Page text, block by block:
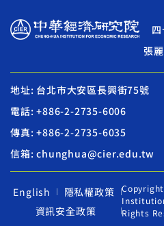
張
地址: 台北市大安區長興街75號
電話: +886-2-2735-6006
傳真: +886-2-2735-6035
信箱: chunghua@cier.edu.tw
English
隱私權政策
資訊安全政策
Rights